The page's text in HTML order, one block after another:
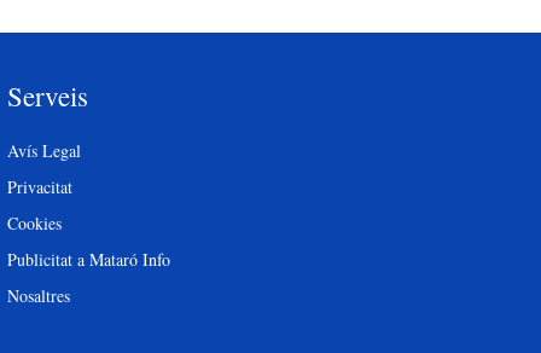
Serveis
Avís Legal
Privacitat
Cookies
Publicitat a Mataró Info
Nosaltres